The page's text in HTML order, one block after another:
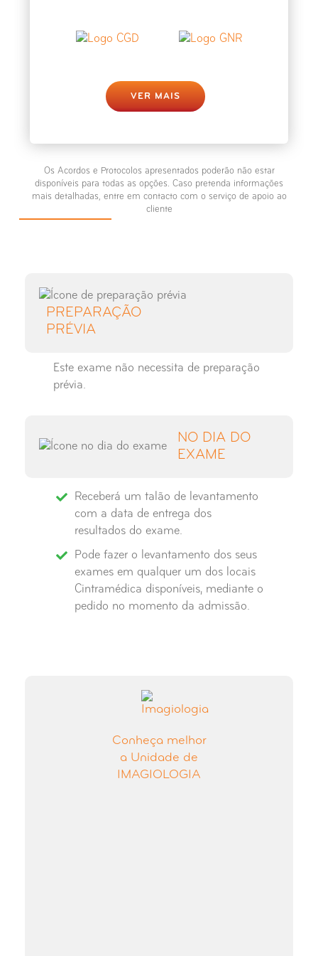
Inferiores
Raio-X Omoplata
Raio-X Ossos Próprios do Nariz
Raio-X Partes Moles - Pescoço
Raio-X Pé
Raio-X Perna
Raio-X Tórax
VER MAIS
Os Acordos e Protocolos apresentados poderão não estar
disponíveis para todas as opções. Caso pretenda informações
mais detalhadas, entre em contacto com o serviço de apoio ao
cliente
PREPARAÇÃO
PRÉVIA
Este exame não necessita de preparação
prévia.
NO DIA DO
EXAME
Receberá um talão de levantamento
com a data de entrega dos
resultados do exame.
Pode fazer o levantamento dos seus
exames em qualquer um dos locais
Cintramédica disponíveis, mediante o
pedido no momento da admissão.
Conheça melhor
a Unidade de
IMAGIOLOGIA